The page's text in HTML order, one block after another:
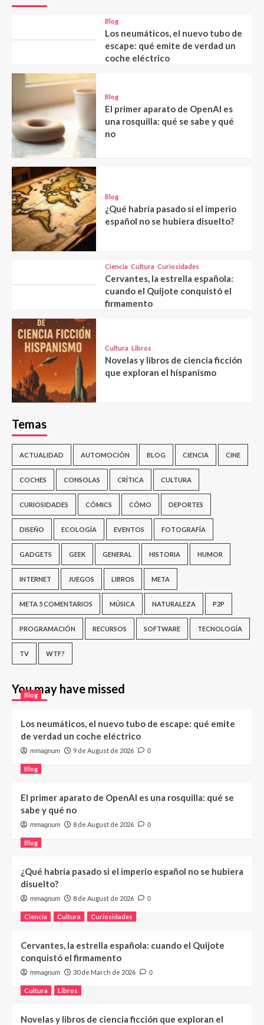
Blog
Los neumáticos, el nuevo tubo de
escape: qué emite de verdad un
coche eléctrico
Blog
El primer aparato de OpenAI es
una rosquilla: qué se sabe y qué
no
Blog
¿Qué habría pasado si el imperio
español no se hubiera disuelto?
Ciencia Cultura Curiosidades
Cervantes, la estrella española:
cuando el Quijote conquistó el
firmamento
Cultura Libros
Novelas y libros de ciencia ficción
que exploran el hispanismo
Temas
ACTUALIDAD AUTOMOCIÓN BLOG CIENCIA CINE
COCHES CONSOLAS CRÍTICA CULTURA
CURIOSIDADES CÓMICS CÓMO DEPORTES
DISEÑO ECOLOGÍA EVENTOS FOTOGRAFÍA
GADGETS GEEK GENERAL HISTORIA HUMOR
INTERNET JUEGOS LIBROS META
META 5 COMENTARIOS MÚSICA NATURALEZA P2P
PROGRAMACIÓN RECURSOS SOFTWARE TECNOLOGÍA
TV WTF?
You may have missed
Blog
Los neumáticos, el nuevo tubo de escape: qué emite
de verdad un coche eléctrico
mmagnum 9 de August de 2026 0
Blog
El primer aparato de OpenAI es una rosquilla: qué se
sabe y qué no
mmagnum 8 de August de 2026 0
Blog
¿Qué habría pasado si el imperio español no se hubiera
disuelto?
mmagnum 8 de August de 2026 0
Ciencia Cultura Curiosidades
Cervantes, la estrella española: cuando el Quijote
conquistó el firmamento
mmagnum 30 de March de 2026 0
Cultura Libros
Novelas y libros de ciencia ficción que exploran el